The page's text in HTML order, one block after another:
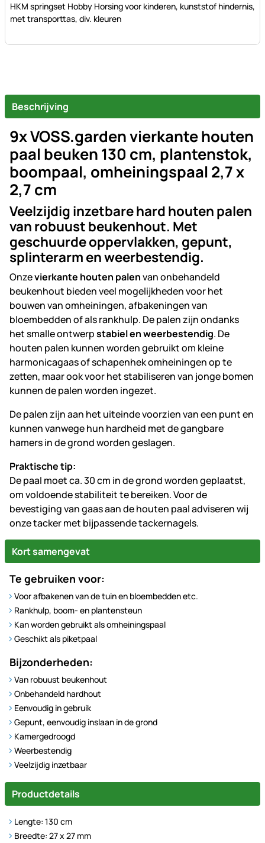
HKM springset Hobby Horsing voor kinderen, kunststof hindernis,
met transporttas, div. kleuren
Beschrijving
9x VOSS.garden vierkante houten
paal beuken 130 cm, plantenstok,
boompaal, omheiningspaal 2,7 x
2,7 cm
Veelzijdig inzetbare hard houten palen
van robuust beukenhout. Met
geschuurde oppervlakken, gepunt,
splinterarm en weerbestendig.
Onzevierkante houten palenvan onbehandeld
beukenhout bieden veel mogelijkheden voor het
bouwen van omheiningen, afbakeningen van
bloembedden of als rankhulp. De palen zijn ondanks
het smalle ontwerpstabiel en weerbestendig. De
houten palen kunnen worden gebruikt om kleine
harmonicagaas of schapenhek omheiningen op te
zetten, maar ook voor het stabiliseren van jonge bomen
kunnen de palen worden ingezet.
De palen zijn aan het uiteinde voorzien van een punt en
kunnen vanwege hun hardheid met de gangbare
hamers in de grond worden geslagen.
Praktische tip:
De paal moet ca. 30 cm in de grond worden geplaatst,
om voldoende stabiliteit te bereiken. Voor de
bevestiging van gaas aan de houten paal adviseren wij
onze tacker met bijpassende tackernagels.
Kort samengevat
Te gebruiken voor:
Voor afbakenen van de tuin en bloembedden etc.
Rankhulp, boom- en plantensteun
Kan worden gebruikt als omheiningspaal
Geschikt als piketpaal
Bijzonderheden:
Van robuust beukenhout
Onbehandeld hardhout
Eenvoudig in gebruik
Gepunt, eenvoudig inslaan in de grond
Kamergedroogd
Weerbestendig
Veelzijdig inzetbaar
Productdetails
Lengte: 130 cm
Breedte: 27 x 27 mm